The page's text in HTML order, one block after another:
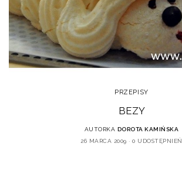
PRZEPISY
BEZY
AUTORKA DOROTA KAMIŃSKA
26 MARCA 2009
0 UDOSTĘPNIEŃ